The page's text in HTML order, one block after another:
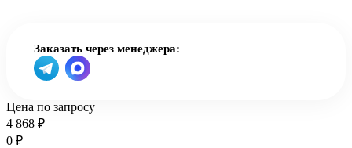
Заказать через менеджера:
Цена по запросу
4 868 ₽
0 ₽